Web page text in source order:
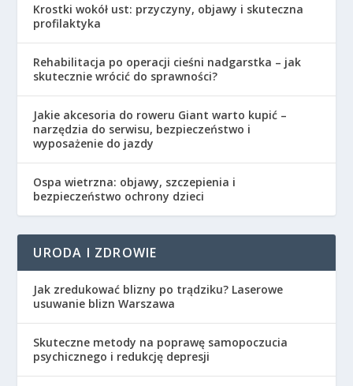
Krostki wokół ust: przyczyny, objawy i skuteczna
profilaktyka
Rehabilitacja po operacji cieśni nadgarstka – jak
skutecznie wrócić do sprawności?
Jakie akcesoria do roweru Giant warto kupić –
narzędzia do serwisu, bezpieczeństwo i
wyposażenie do jazdy
Ospa wietrzna: objawy, szczepienia i
bezpieczeństwo ochrony dzieci
URODA I ZDROWIE
Jak zredukować blizny po trądziku? Laserowe
usuwanie blizn Warszawa
Skuteczne metody na poprawę samopoczucia
psychicznego i redukcję depresji